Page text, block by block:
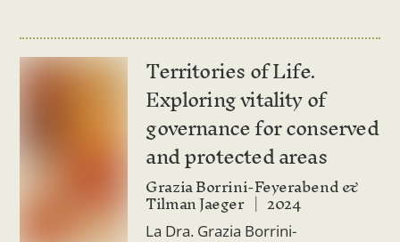
Territories of Life.
Exploring vitality of
governance for conserved
and protected areas
Grazia Borrini-Feyerabend &
Tilman Jaeger 2024
La Dra. Grazia Borrini-